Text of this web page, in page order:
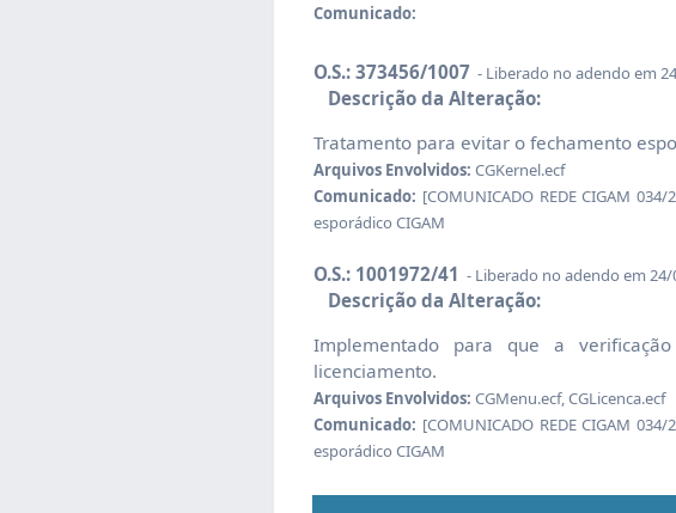
Comunicado:
O.S.: 373456/1007 - Liberado no adendo em
Descrição da Alteração:
Tratamento para evitar o fechamento
Arquivos Envolvidos: CGKernel.ecf
Comunicado: [COMUNICADO REDE CIGAM
esporádico CIGAM
O.S.: 1001972/41 - Liberado no adendo em 24/
Descrição da Alteração:
Implementado para que a
licenciamento.
Arquivos Envolvidos: CGMenu.ecf, CGLicenca.ecf
Comunicado: [COMUNICADO REDE CIGAM
esporádico CIGAM